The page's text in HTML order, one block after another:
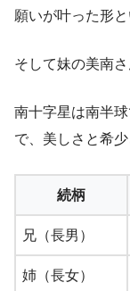
願いが叶った形と
そして妹の美南
南十字星は南半
で、美しさと希
続柄
兄（長男）
姉（長女）